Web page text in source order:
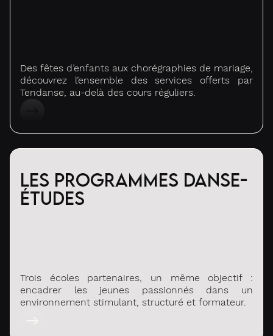
Des fêtes d’enfants aux chorégraphies de mariage,
découvrez l’ensemble des services offerts par
Tendanse, au-delà des cours réguliers.
Les programmes Danse-
études
Trois écoles partenaires, un même objectif :
encadrer les jeunes passionnés dans un
environnement stimulant, structuré et formateur.